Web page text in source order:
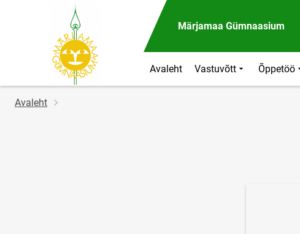
Märjamaa Gümnaasium
Avaleht Vastuvõtt Õppetöö
Jälglink
Avaleht